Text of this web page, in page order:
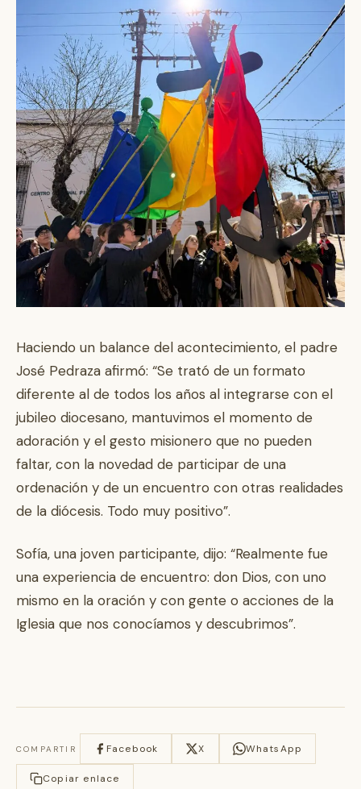
Haciendo un balance del acontecimiento, el padre
José Pedraza afirmó: “Se trató de un formato
diferente al de todos los años al integrarse con el
jubileo diocesano, mantuvimos el momento de
adoración y el gesto misionero que no pueden
faltar, con la novedad de participar de una
ordenación y de un encuentro con otras realidades
de la diócesis. Todo muy positivo”.
Sofía, una joven participante, dijo: “Realmente fue
una experiencia de encuentro: don Dios, con uno
mismo en la oración y con gente o acciones de la
Iglesia que nos conocíamos y descubrimos”.
COMPARTIR Facebook X WhatsApp
Copiar enlace